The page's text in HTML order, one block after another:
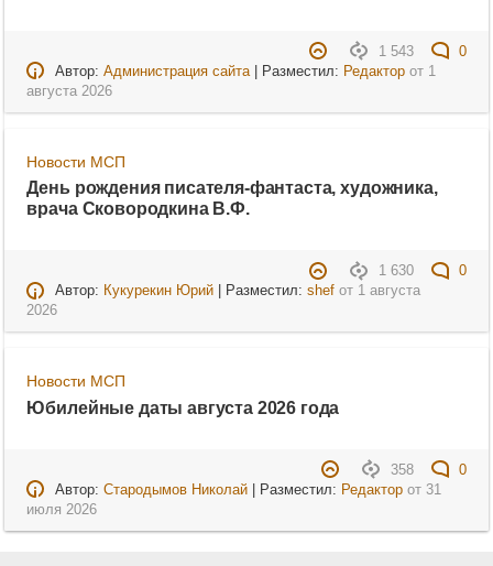
1 543
0
Автор: Администрация сайта| Разместил: Редакторот 1
августа 2026
Новости МСП
День рождения писателя-фантаста, художника,
врача Сковородкина В.Ф.
1 630
0
Автор: Кукурекин Юрий| Разместил: shefот 1 августа
2026
Новости МСП
Юбилейные даты августа 2026 года
358
0
Автор: Стародымов Николай| Разместил: Редакторот 31
июля 2026